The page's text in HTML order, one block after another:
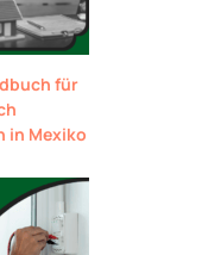
für
in Mexiko